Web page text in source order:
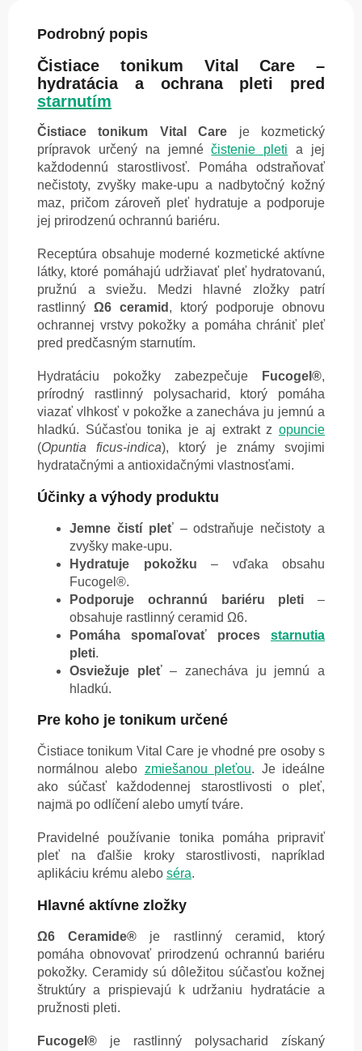
Podrobný popis
Čistiace tonikum Vital Care –
hydratácia a ochrana pleti pred
starnutím
Čistiace tonikum Vital Care je kozmetický
prípravok určený na jemnéčistenie pleti a jej
každodennú starostlivosť. Pomáha odstraňovať
nečistoty, zvyšky make-upu a nadbytočný kožný
maz, pričom zároveň pleť hydratuje a podporuje
jej prirodzenú ochrannú bariéru.
Receptúra obsahuje moderné kozmetické aktívne
látky, ktoré pomáhajú udržiavať pleť hydratovanú,
pružnú a sviežu. Medzi hlavné zložky patrí
rastlinný Ω6 ceramid , ktorý podporuje obnovu
ochrannej vrstvy pokožky a pomáha chrániť pleť
pred predčasným starnutím.
Hydratáciu pokožky zabezpečuje Fucogel®,
prírodný rastlinný polysacharid, ktorý pomáha
viazať vlhkosť v pokožke a zanecháva ju jemnú a
hladkú. Súčasťou tonika je aj extrakt z opuncie
(Opuntia ficus-indica), ktorý je známy svojimi
hydratačnými a antioxidačnými vlastnosťami.
Účinky a výhody produktu
Jemne čistí pleť– odstraňuje nečistoty a
zvyšky make-upu.
Hydratuje pokožku – vďaka obsahu
Fucogel®.
Podporuje ochrannú bariéru pleti –
obsahuje rastlinný ceramid Ω6.
Pomáha spomaľovať proces starnutia
pleti.
Osviežuje pleť– zanecháva ju jemnú a
hladkú.
Pre koho je tonikum určené
Čistiace tonikum Vital Care je vhodné pre osoby s
normálnou alebo zmiešanou pleťou. Je ideálne
ako súčasť každodennej starostlivosti o pleť,
najmä po odlíčení alebo umytí tváre.
Pravidelné používanie tonika pomáha pripraviť
pleť na ďalšie kroky starostlivosti, napríklad
aplikáciu krému alebo séra.
Hlavné aktívne zložky
Ω6 Ceramide® je rastlinný ceramid, ktorý
pomáha obnovovať prirodzenú ochrannú bariéru
pokožky. Ceramidy sú dôležitou súčasťou kožnej
štruktúry a prispievajú k udržaniu hydratácie a
pružnosti pleti.
Fucogel® je rastlinný polysacharid získaný